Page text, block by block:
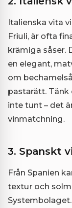
Italienska vita
Friuli, är ofta
krämiga såser.
en elegant,
om
pastarätt. Tänk
inte tunt – det
vinmatchning.
3. Spanskt
Från Spanien
textur och